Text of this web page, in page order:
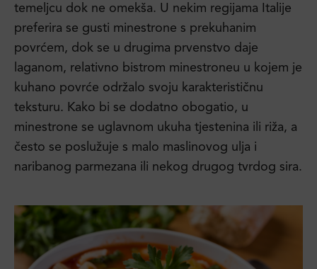
temeljcu dok ne omekša. U nekim regijama Italije
preferira se gusti minestrone s prekuhanim
povrćem, dok se u drugima prvenstvo daje
laganom, relativno bistrom minestroneu u kojem je
kuhano povrće održalo svoju karakterističnu
teksturu. Kako bi se dodatno obogatio, u
minestrone se uglavnom ukuha tjestenina ili riža, a
često se poslužuje s malo maslinovog ulja i
naribanog parmezana ili nekog drugog tvrdog sira.